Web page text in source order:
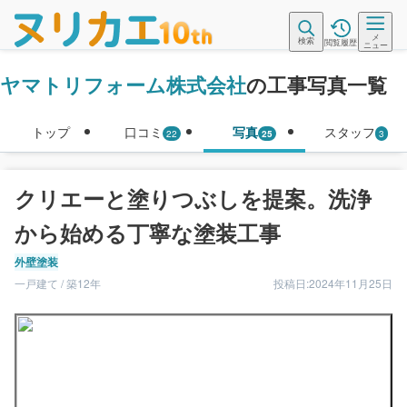
検索 閲覧履歴
メ
ニュー
ヤマトリフォーム株式会社の工事写真一覧
トップ 口コミ 22 写真 25 スタッフ 3
クリエーと塗りつぶしを提案。洗浄
から始める丁寧な塗装工事
外壁塗装
一戸建て / 築12年 投稿日:2024年11月25日